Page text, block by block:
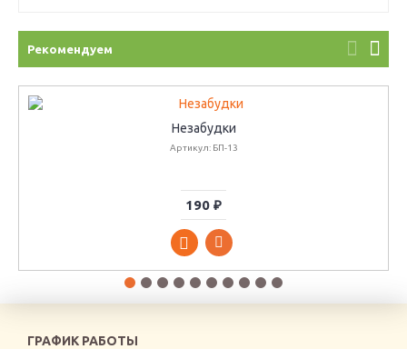
Рекомендуем
Незабудки
Артикул: БП-13
190 ₽
ГРАФИК РАБОТЫ